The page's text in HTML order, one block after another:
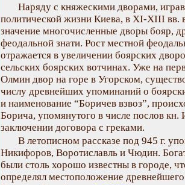
Наряду с княжескими дворами,
политической жизни Киева, в XI-XIII вв.
значение многочисленные дворы бояр,
феодальной знати. Рост местной
отражается в увеличении боярских
сельских боярских вотчинах. Уже на
Олмин двор на горе в Угорском,
числу древнейших упоминаний о
и наименование “Боричев взвоз”,
Борича, упомянутого в числе послов кн.
заключении договора с греками.
В летописном рассказе под 945 г.
Никифоров, Воротиславль и Чюдин.
были столь хорошо известны в городе,
определял местоположение